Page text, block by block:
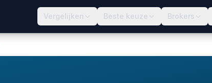
Vergelijken Beste keuze Brokers